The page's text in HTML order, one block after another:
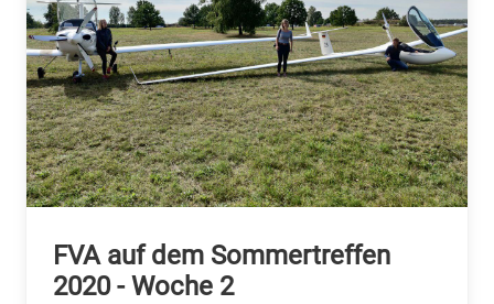
FVA auf dem Sommertreffen
2020 - Woche 2